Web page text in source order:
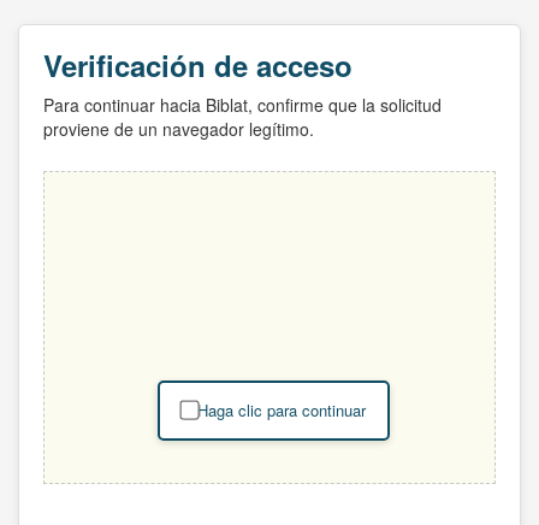
Verificación de acceso
Para continuar hacia Biblat, confirme que la solicitud
proviene de un navegador legítimo.
Haga clic para continuar